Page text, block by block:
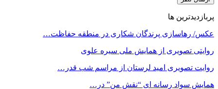
پربازدیدترین ها
عکس/ رهاسازی پرندگان شکاری در منطقه حفاظت…
روایتی تصویری از همایش ملی سیره علوی
روایت تصویری امید لرستان از مراسم شب قدر…
همایش سواد رسانه ای “نقش من” در…